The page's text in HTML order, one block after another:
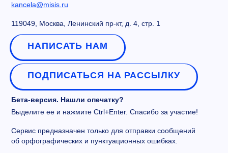
kancela@misis.ru
119049, Москва, Ленинский пр-кт, д. 4, стр. 1
НАПИСАТЬ НАМ
ПОДПИСАТЬСЯ НА РАССЫЛКУ
Бета-версия. Нашли опечатку?
Выделите ее и нажмите Ctrl+Enter. Спасибо за участие!
Сервис предназначен только для отправки сообщений
об орфографических и пунктуационных ошибках.